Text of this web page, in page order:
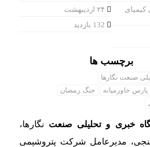
کیمیای
برچسب ها
صنعت نگارها
خاورمیانه
جنگ رمضان
خبری و تحلیلی صنعت نگارها،
مدیرعامل شرکت پتروشیمی